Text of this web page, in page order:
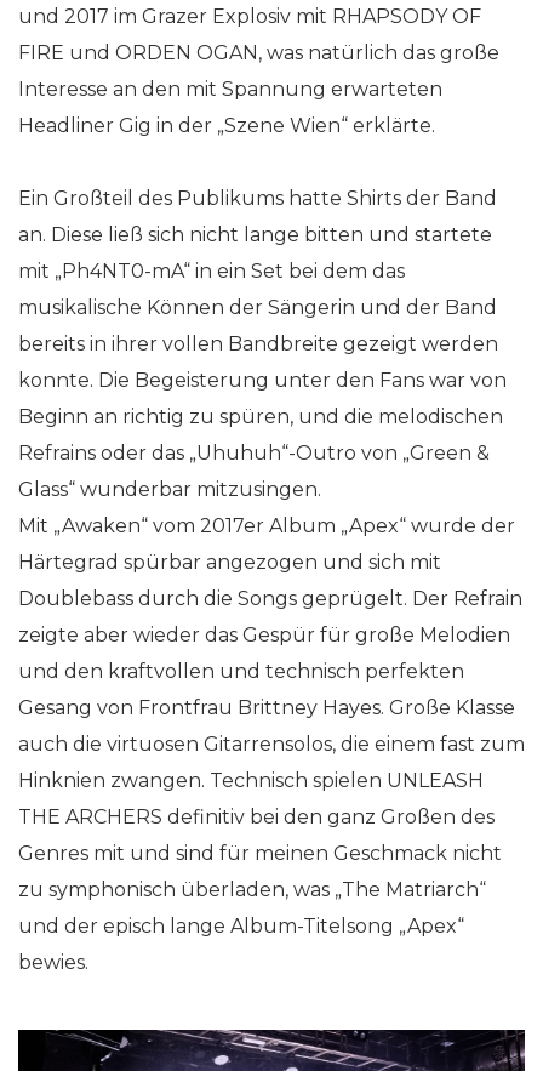
und 2017 im Grazer Explosiv mit RHAPSODY OF
FIRE und ORDEN OGAN, was natürlich das große
Interesse an den mit Spannung erwarteten
Headliner Gig in der „Szene Wien“ erklärte.
Ein Großteil des Publikums hatte Shirts der Band
an. Diese ließ sich nicht lange bitten und startete
mit „Ph4NT0-mA“ in ein Set bei dem das
musikalische Können der Sängerin und der Band
bereits in ihrer vollen Bandbreite gezeigt werden
konnte. Die Begeisterung unter den Fans war von
Beginn an richtig zu spüren, und die melodischen
Refrains oder das „Uhuhuh“-Outro von „Green &
Glass“ wunderbar mitzusingen.
Mit „Awaken“ vom 2017er Album „Apex“ wurde der
Härtegrad spürbar angezogen und sich mit
Doublebass durch die Songs geprügelt. Der Refrain
zeigte aber wieder das Gespür für große Melodien
und den kraftvollen und technisch perfekten
Gesang von Frontfrau Brittney Hayes. Große Klasse
auch die virtuosen Gitarrensolos, die einem fast zum
Hinknien zwangen. Technisch spielen UNLEASH
THE ARCHERS definitiv bei den ganz Großen des
Genres mit und sind für meinen Geschmack nicht
zu symphonisch überladen, was „The Matriarch“
und der episch lange Album-Titelsong „Apex“
bewies.